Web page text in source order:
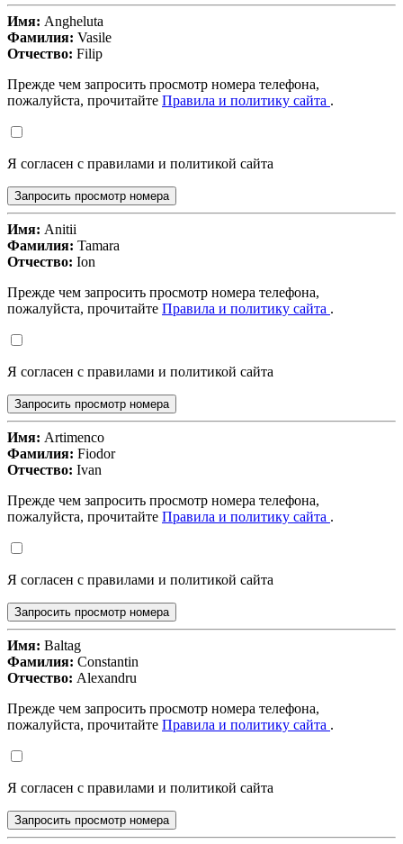
Имя: Angheluta
Фамилия: Vasile
Отчество: Filip
Прежде чем запросить просмотр номера телефона,
пожалуйста, прочитайте Правила и политику сайта .
Я согласен с правилами и политикой сайта
Запросить просмотр номера
Имя: Anitii
Фамилия: Tamara
Отчество: Ion
Прежде чем запросить просмотр номера телефона,
пожалуйста, прочитайте Правила и политику сайта .
Я согласен с правилами и политикой сайта
Запросить просмотр номера
Имя: Artimenco
Фамилия: Fiodor
Отчество: Ivan
Прежде чем запросить просмотр номера телефона,
пожалуйста, прочитайте Правила и политику сайта .
Я согласен с правилами и политикой сайта
Запросить просмотр номера
Имя: Baltag
Фамилия: Constantin
Отчество: Alexandru
Прежде чем запросить просмотр номера телефона,
пожалуйста, прочитайте Правила и политику сайта .
Я согласен с правилами и политикой сайта
Запросить просмотр номера